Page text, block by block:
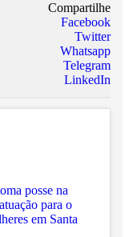
Compartilhe
Facebook
Twitter
Whatsapp
Telegram
LinkedIn